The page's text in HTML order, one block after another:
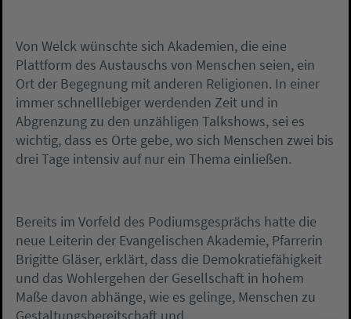
Von Welck wünschte sich Akademien, die eine
Plattform des Austauschs von Menschen seien, ein
Ort der Begegnung mit anderen Religionen. In einer
immer schnelllebiger werdenden Zeit und in
Abgrenzung zu den unzähligen Talkshows, sei es
wichtig, dass es Orte gebe, wo sich Menschen zwei bis
drei Tage intensiv auf nur ein Thema einließen.
Bereits im Vorfeld des Podiumsgesprächs hatte die
neue Leiterin der Evangelischen Akademie, Pfarrerin
Brigitte Gläser, erklärt, dass die Demokratiefähigkeit
und das Wohlergehen der Gesellschaft in hohem
Maße davon abhänge, wie es gelinge, Menschen zu